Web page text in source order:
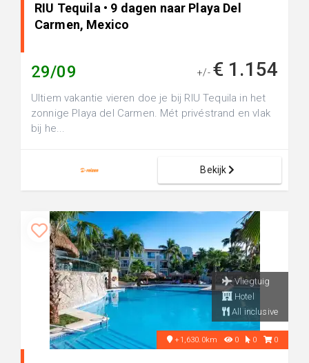
RIU Tequila • 9 dagen naar Playa Del
Carmen, Mexico
29/09 +/- € 1.154
Ultiem vakantie vieren doe je bij RIU Tequila in het
zonnige Playa del Carmen. Mét privéstrand en vlak
bij he...
Bekijk
Vliegtuig
Hotel
All inclusive
+1,630.0km 0 0 0